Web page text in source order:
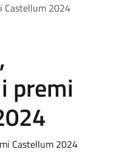
Castellum 2024
premi
Castellum 2024